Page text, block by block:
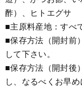
酢）、ヒトエグサ
■主原料産地：すべ
■保存方法（開封前
して下さい。
■保存方法（開封後
し、なるべくお早め